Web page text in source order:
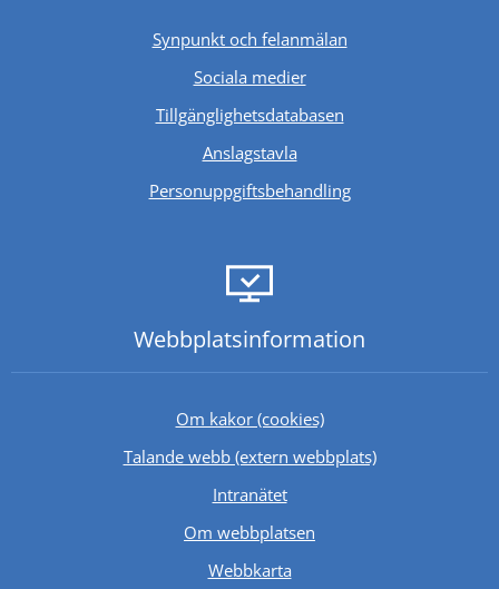
Synpunkt och felanmälan
Sociala medier
TillgänglighetsdatabasenLänk till annan
Anslagstavla
Personuppgiftsbehandling
Webbplats­information
Om kakor (cookies)
Talande webb (extern webbplats)Länk till annan
IntranätetLänk till annan webbplats.
Om webbplatsen
Webbkarta